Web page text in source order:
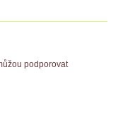
podporovat